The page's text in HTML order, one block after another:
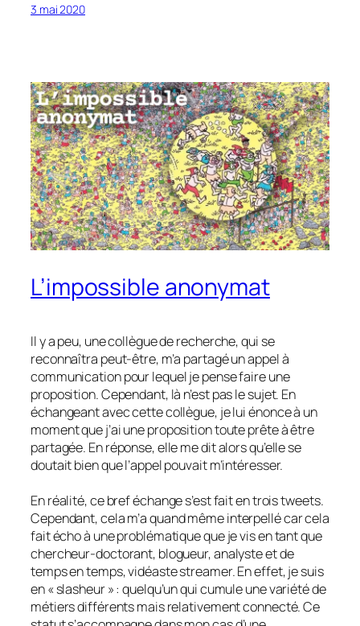
3 mai 2020
L’impossible anonymat
Il y a peu, une collègue de recherche, qui se
reconnaîtra peut-être, m’a partagé un appel à
communication pour lequel je pense faire une
proposition. Cependant, là n’est pas le sujet. En
échangeant avec cette collègue, je lui énonce à un
moment que j’ai une proposition toute prête à être
partagée. En réponse, elle me dit alors qu’elle se
doutait bien que l’appel pouvait m’intéresser.
En réalité, ce bref échange s’est fait en trois tweets.
Cependant, cela m’a quand même interpellé car cela
fait écho à une problématique que je vis en tant que
chercheur-doctorant, blogueur, analyste et de
temps en temps, vidéaste streamer. En effet, je suis
en « slasheur » : quelqu’un qui cumule une variété de
métiers différents mais relativement connecté. Ce